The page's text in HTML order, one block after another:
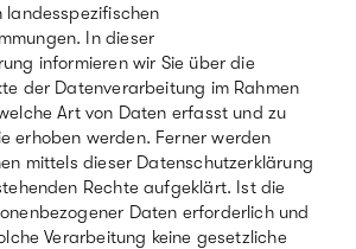
landesspezifischen
In dieser
informieren wir Sie über die
der Datenverarbeitung im Rahmen
Art von Daten erfasst und zu
erhoben werden. Ferner werden
mittels dieser Datenschutzerklärung
Rechte aufgeklärt. Ist die
Daten erforderlich und
Verarbeitung keine gesetzliche